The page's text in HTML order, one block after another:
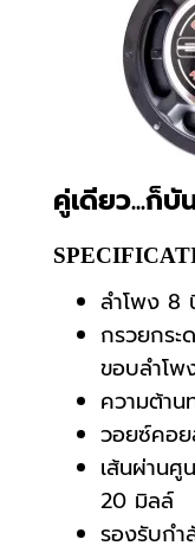
คู่เดียว...ก็บั
ลำโพง 8
กรวยกร
ขอบลำโพ
ความต้าน
วอยซ์คอ
เส้นผ่านศู
20 มิลล์
รองรับก